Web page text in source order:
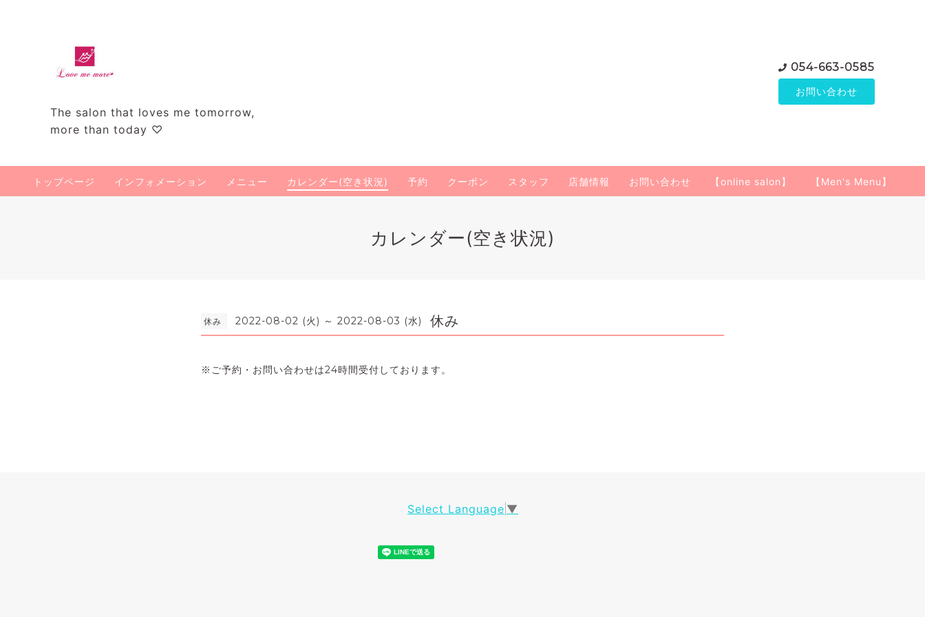
The salon that loves me tomorrow,
more than today ♡
054-663-0585
お問い合わせ
トップページ インフォメーション メニュー カレンダー(空き状況) 予約 クーポン スタッフ 店舗情報 お問い合わせ 【online salon】 【Men's Menu】
カレンダー(空き状況)
休み 2022-08-02 (火) ～ 2022-08-03 (水) 休み
※ご予約・お問い合わせは24時間受付しております。
Select Language ▼